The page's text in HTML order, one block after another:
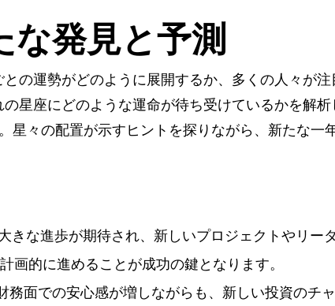
な発見と予測
の運勢がどのように展開するか、多くの人々が注
星座にどのような運命が待ち受けているかを解
星々の配置が示すヒントを探りながら、新たな一
きな進歩が期待され、新しいプロジェクトやリー
的に進めることが成功の鍵となります。
務面での安心感が増しながらも、新しい投資のチ